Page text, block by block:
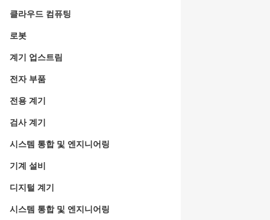
클라우드 컴퓨팅
로봇
계기 업스트림
전자 부품
전용 계기
검사 계기
시스템 통합 및 엔지니어링
기계 설비
디지털 계기
시스템 통합 및 엔지니어링